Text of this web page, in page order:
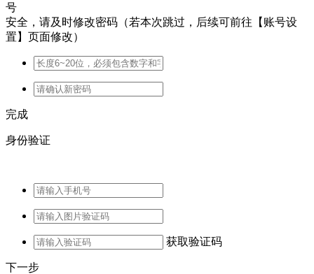
号
安全，请及时修改密码（若本次跳过，后续可前往【账号设
置】页面修改）
完成
身份验证
获取验证码
下一步